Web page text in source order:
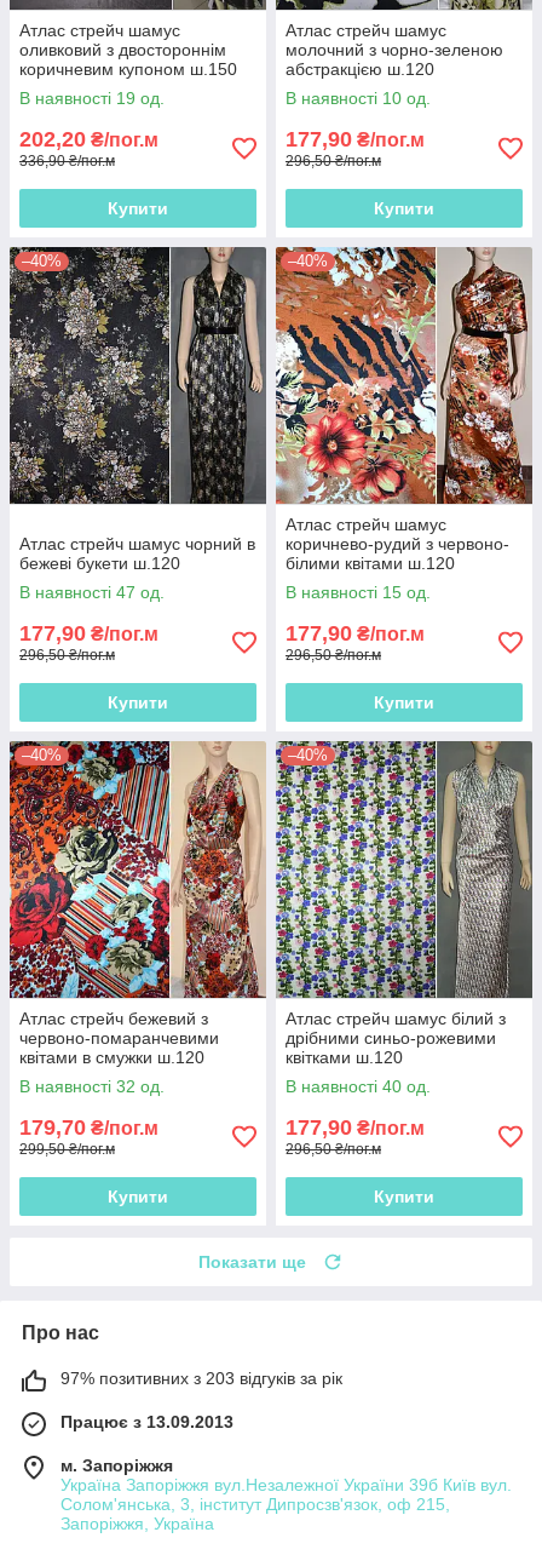
Атлас стрейч шамус
оливковий з двостороннім
коричневим купоном ш.150
В наявності 19 од.
202,20 ₴/пог.м
336,90 ₴/пог.м
Купити
Атлас стрейч шамус
молочний з чорно-зеленою
абстракцією ш.120
В наявності 10 од.
177,90 ₴/пог.м
296,50 ₴/пог.м
Купити
–40%
Атлас стрейч шамус чорний в
бежеві букети ш.120
В наявності 47 од.
177,90 ₴/пог.м
296,50 ₴/пог.м
Купити
–40%
Атлас стрейч шамус
коричнево-рудий з червоно-
білими квітами ш.120
В наявності 15 од.
177,90 ₴/пог.м
296,50 ₴/пог.м
Купити
–40%
Атлас стрейч бежевий з
червоно-помаранчевими
квітами в смужки ш.120
В наявності 32 од.
179,70 ₴/пог.м
299,50 ₴/пог.м
Купити
–40%
Атлас стрейч шамус білий з
дрібними синьо-рожевими
квітками ш.120
В наявності 40 од.
177,90 ₴/пог.м
296,50 ₴/пог.м
Купити
Показати ще
Про нас
97% позитивних з 203 відгуків за рік
Працює з 13.09.2013
м. Запоріжжя
Україна Запоріжжя вул.Незалежної України 39б Київ вул.
Солом'янська, 3, інститут Дипросзв'язок, оф 215,
Запоріжжя, Україна